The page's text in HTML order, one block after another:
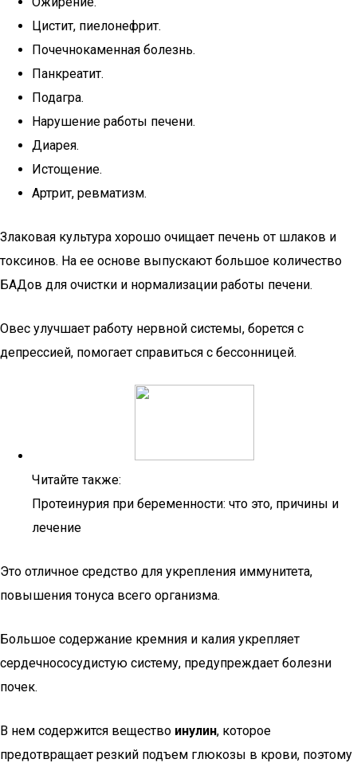
Цистит, пиелонефрит.
Почечнокаменная болезнь.
Панкреатит.
Подагра.
Нарушение работы печени.
Диарея.
Истощение.
Артрит, ревматизм.
Злаковая культура хорошо очищает печень от шлаков и
токсинов. На ее основе выпускают большое количество
БАДов для очистки и нормализации работы печени.
Овес улучшает работу нервной системы, борется с
депрессией, помогает справиться с бессонницей.
Читайте также:
Протеинурия при беременности: что это, причины и
лечение
Это отличное средство для укрепления иммунитета,
повышения тонуса всего организма.
Большое содержание кремния и калия укрепляет
сердечнососудистую систему, предупреждает болезни
почек.
В нем содержится вещество инулин, которое
предотвращает резкий подъем глюкозы в крови, поэтому